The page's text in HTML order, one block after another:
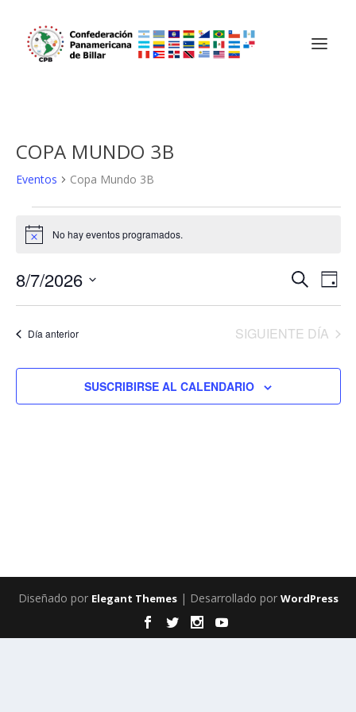
COPA MUNDO 3B
Eventos Copa Mundo 3B
EN
7,
2026
Aviso No hay eventos programados.
DE
Y
VISTAS
BUSCAR
DE
DÍA
8/7/2026
fecha.
Día anterior SIGUIENTE DÍA
SUSCRIBIRSE AL CALENDARIO
Diseñado por Elegant Themes| Desarrollado por WordPress